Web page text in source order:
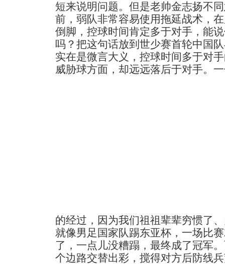
短来说明问题。但是老帅金志扬不
前，弱队非常容易使用拖延战术，
倒脚，控球时间肯定多于对手，能
吗？把这句话放到世少赛首轮中国
实在是微言大义，控球时间多于对
威胁球方面，却远远落后于对手。
的经过，因为我们祖祖辈辈穷惯了
就像男足国家队踢东亚杯，一场比
了，一点儿没糟蹋，最终成了冠军
个边路交替出彩，搅得对方后防线